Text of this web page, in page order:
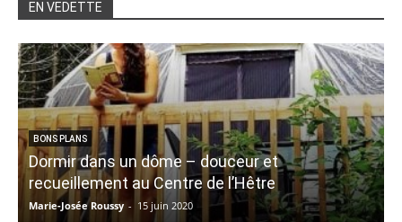
EN VEDETTE
BONS PLANS
Dormir dans un dôme – douceur et
recueillement au Centre de l’Hêtre
Marie-Josée Roussy - 15 juin 2020